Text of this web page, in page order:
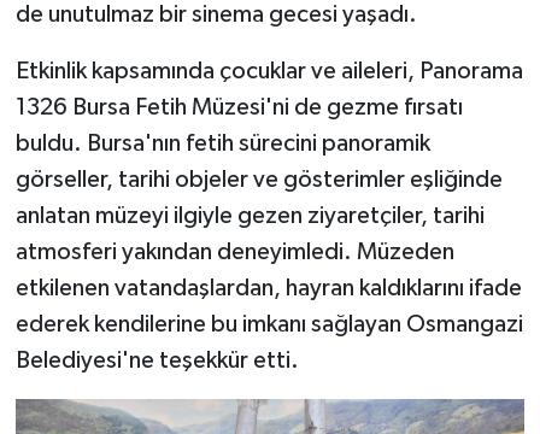
de unutulmaz bir sinema gecesi yaşadı.
Etkinlik kapsamında çocuklar ve aileleri, Panorama
1326 Bursa Fetih Müzesi'ni de gezme fırsatı
buldu. Bursa'nın fetih sürecini panoramik
görseller, tarihi objeler ve gösterimler eşliğinde
anlatan müzeyi ilgiyle gezen ziyaretçiler, tarihi
atmosferi yakından deneyimledi. Müzeden
etkilenen vatandaşlardan, hayran kaldıklarını ifade
ederek kendilerine bu imkanı sağlayan Osmangazi
Belediyesi'ne teşekkür etti.